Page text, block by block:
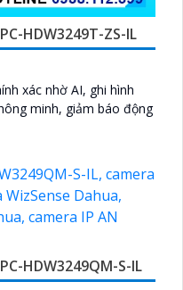
HDW3249T-ZS-IL
xác nhờ AI, ghi hình
minh, giảm báo động
HDW3249QM-S-IL